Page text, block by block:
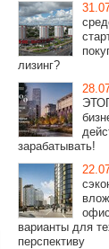
лизинг?
зарабатывать!
варианты для
перспективу